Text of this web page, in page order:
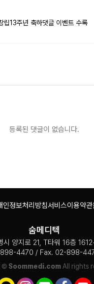
립13주년 축하댓글 이벤트 수록
등록된 댓글이 없습니다.
인정보처리방침서비스이용약관
숨메디텍
시 양지로 21, T타워 16층
4470 / Fax. 02-898-
© Soommedi.comAll rights